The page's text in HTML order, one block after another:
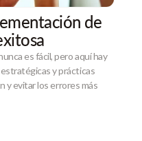
de
es fácil, pero aquí hay
y prácticas
y evitar los errores más